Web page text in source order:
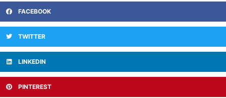
FACEBOOK
TWITTER
LINKEDIN
PINTEREST